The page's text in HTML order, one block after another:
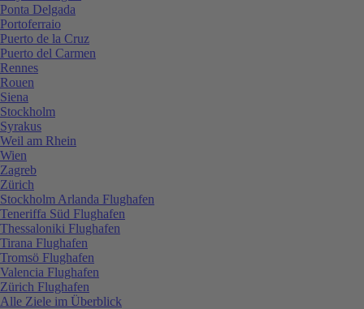
Ponta Delgada
Portoferraio
Puerto de la Cruz
Puerto del Carmen
Rennes
Rouen
Siena
Stockholm
Syrakus
Weil am Rhein
Wien
Zagreb
Zürich
Stockholm Arlanda Flughafen
Teneriffa Süd Flughafen
Thessaloniki Flughafen
Tirana Flughafen
Tromsö Flughafen
Valencia Flughafen
Zürich Flughafen
Alle Ziele im Überblick